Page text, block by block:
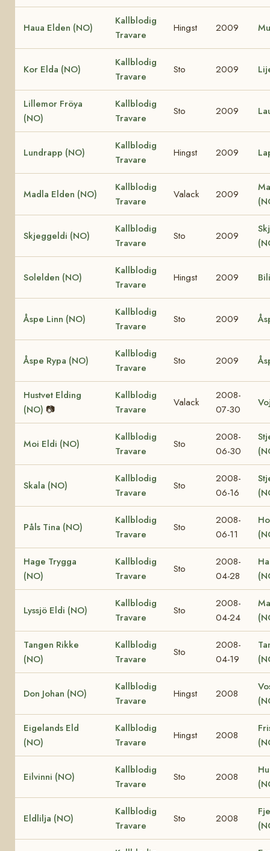
Haua Elden (NO)
Kallblodig
Travare
Hingst 2009
Kor Elda (NO)
Kallblodig
Travare
Sto 2009
Lillemor Fröya
(NO)
Kallblodig
Travare
Sto 2009
Lundrapp (NO)
Kallblodig
Travare
Hingst 2009
Madla Elden (NO)
Kallblodig
Travare
Valack 2009
Skjeggeldi (NO)
Kallblodig
Travare
Sto 2009
Solelden (NO)
Kallblodig
Travare
Hingst 2009
Åspe Linn (NO)
Kallblodig
Travare
Sto 2009
Åspe Rypa (NO)
Kallblodig
Travare
Sto 2009
Hustvet Elding
(NO) 📷
Kallblodig
Travare
Valack
2008-
07-30
Moi Eldi (NO)
Kallblodig
Travare
Sto
2008-
06-30
Skala (NO)
Kallblodig
Travare
Sto
2008-
06-16
Påls Tina (NO)
Kallblodig
Travare
Sto
2008-
06-11
Hage Trygga
(NO)
Kallblodig
Travare
Sto
2008-
04-28
Lyssjö Eldi (NO)
Kallblodig
Travare
Sto
2008-
04-24
Tangen Rikke
(NO)
Kallblodig
Travare
Sto
2008-
04-19
Don Johan (NO)
Kallblodig
Travare
Hingst 2008
Eigelands Eld
(NO)
Kallblodig
Travare
Hingst 2008
Eilvinni (NO)
Kallblodig
Travare
Sto 2008
Eldlilja (NO)
Kallblodig
Travare
Sto 2008